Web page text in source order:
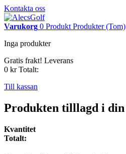
Kontakta oss
Varukorg 0 Produkt Produkter (Tom)
Inga produkter
Gratis frakt! Leverans
0 kr Totalt:
Till kassan
Produkten tilllagd i
Kvantitet
Totalt: